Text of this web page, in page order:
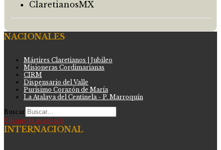
ClaretianosMX
NACIONALES
Mártires Claretianos | Jubileo
Misioneras Cordimarianas
CIRM
Dispensario del Valle
Purísimo Corazón de María
La Atalaya del Centinela - P. Marroquín
Buscar
Búsqueda avanzada
INTERNACIONAL